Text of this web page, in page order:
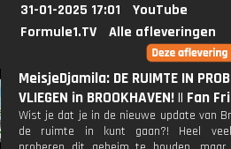
31-01-2025 17:01
YouTube
Formule1.TV
Alle afleveringen
MeisjeDjamila: DE RUIMTE IN
VLIEGEN in BROOKHAVEN! || Fan
Wist je dat je in de nieuwe update van
de ruimte in kunt gaan?! Heel